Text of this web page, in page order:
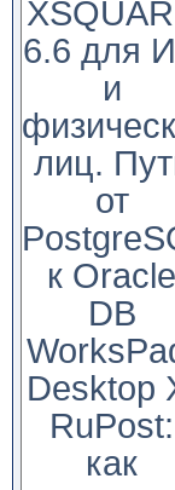
6.6 для
и
лиц.
от
к Oracle
DB
Desktop
RuPost:
как